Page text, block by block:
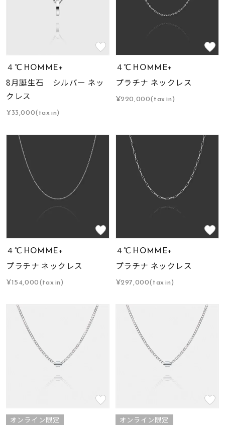
４℃ HOMME+
8月誕生石 シルバー ネッ
クレス
¥33,000(tax in)
４℃ HOMME+
プラチナ ネックレス
¥220,000(tax in)
４℃ HOMME+
プラチナ ネックレス
¥154,000(tax in)
４℃ HOMME+
プラチナ ネックレス
¥297,000(tax in)
オンライン限定 オンライン限定